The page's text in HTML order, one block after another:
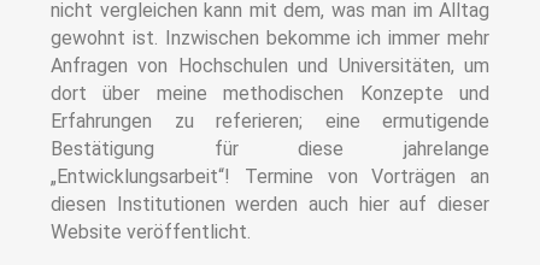
nicht vergleichen kann mit dem, was man im Alltag
gewohnt ist. Inzwischen bekomme ich immer mehr
Anfragen von Hochschulen und Universitäten, um
dort über meine methodischen Konzepte und
Erfahrungen zu referieren; eine ermutigende
Bestätigung für diese jahrelange
„Entwicklungsarbeit“! Termine von Vorträgen an
diesen Institutionen werden auch hier auf dieser
Website veröffentlicht.